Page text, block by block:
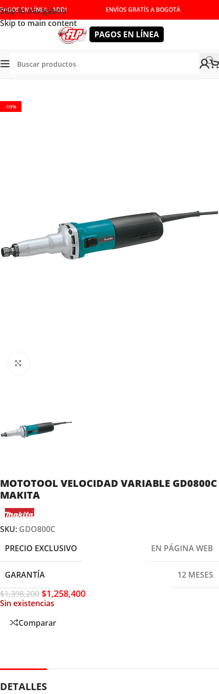
Skip to navigation
Skip to main content
PAGOS EN LÍNEA - ADDI ENVÍOS GRATÍS A BOGOTÁ
PAGOS EN LÍNEA
Tienda/HERRAMIENTAS ELÉCTRICAS
-10%
MOTOTOOL VELOCIDAD VARIABLE GD0800C
MAKITA
SKU: GDO800C
PRECIO EXCLUSIVO
EN PÁGINA WEB
GARANTÍA
12 MESES
$1,398,200 $1,258,400
Sin existencias
Comparar
DETALLES